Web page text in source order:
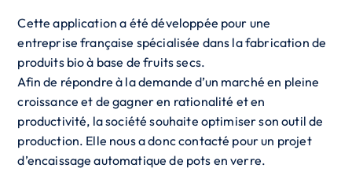
Cette application a été développée pour une
entreprise française spécialisée dans la fabrication de
produits bio à base de fruits secs.
Afin de répondre à la demande d’un marché en pleine
croissance et de gagner en rationalité et en
productivité, la société souhaite optimiser son outil de
production. Elle nous a donc contacté pour un projet
d’encaissage automatique de pots en verre.